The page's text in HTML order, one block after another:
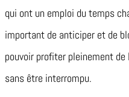
qui ont un emploi du temps
important de anticiper et de
pouvoir profiter pleinement
sans être interrompu.